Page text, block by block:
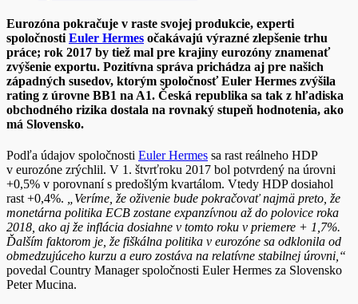
Eurozóna pokračuje v raste svojej produkcie, experti
spoločnosti Euler Hermes očakávajú výrazné zlepšenie trhu
práce; rok 2017 by tiež mal pre krajiny eurozóny znamenať
zvýšenie exportu. Pozitívna správa prichádza aj pre našich
západných susedov, ktorým spoločnosť Euler Hermes zvýšila
rating z úrovne BB1 na A1. Česká republika sa tak z hľadiska
obchodného rizika dostala na rovnaký stupeň hodnotenia, ako
má Slovensko.
Podľa údajov spoločnosti Euler Hermes sa rast reálneho HDP
v eurozóne zrýchlil. V 1. štvrťroku 2017 bol potvrdený na úrovni
+0,5% v porovnaní s predošlým kvartálom. Vtedy HDP dosiahol
rast +0,4%.
„Veríme, že oživenie bude pokračovať najmä preto, že
monetárna politika ECB zostane expanzívnou až do polovice roka
2018, ako aj že inflácia dosiahne v tomto roku v priemere + 1,7%.
Ďalším faktorom je, že fiškálna politika v eurozóne sa odklonila od
obmedzujúceho kurzu a euro zostáva na relatívne stabilnej úrovni,“
povedal Country Manager spoločnosti Euler Hermes za Slovensko
Peter Mucina.